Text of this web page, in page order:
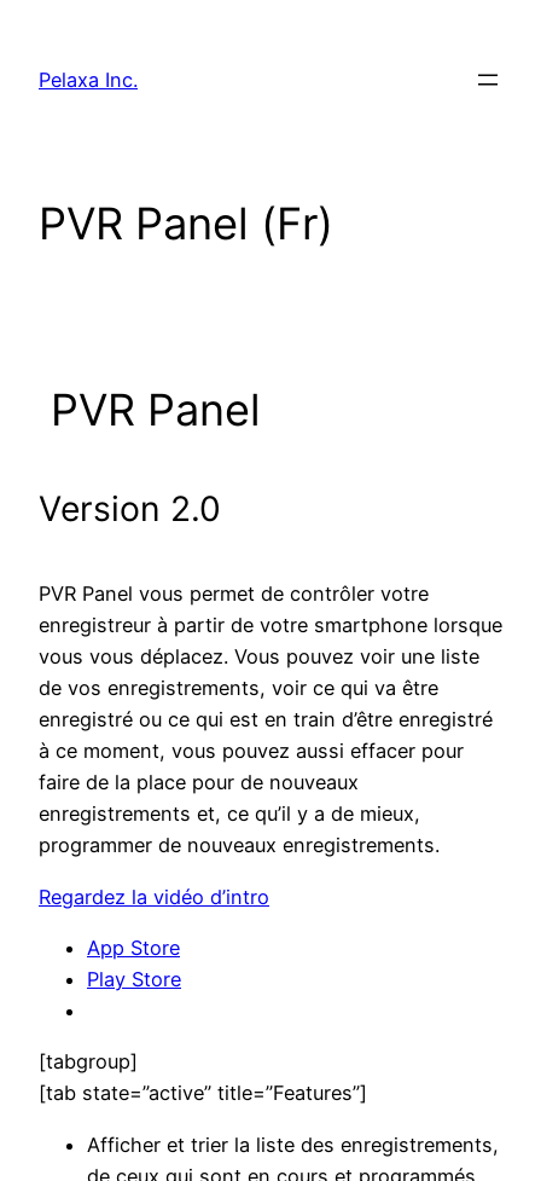
content
Pelaxa Inc.
PVR Panel (Fr)
PVR Panel
Version 2.0
PVR Panel vous permet de contrôler votre
enregistreur à partir de votre smartphone lorsque
vous vous déplacez. Vous pouvez voir une liste
de vos enregistrements, voir ce qui va être
enregistré ou ce qui est en train d’être enregistré
à ce moment, vous pouvez aussi effacer pour
faire de la place pour de nouveaux
enregistrements et, ce qu’il y a de mieux,
programmer de nouveaux enregistrements.
Regardez la vidéo d’intro
App Store
Play Store
[tabgroup]
[tab state=”active” title=”Features”]
Afficher et trier la liste des enregistrements,
de ceux qui sont en cours et programmés